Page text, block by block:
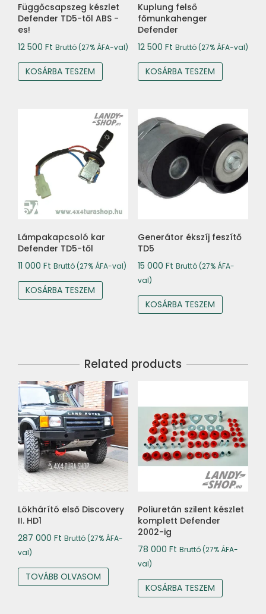
Függőcsapszeg készlet
Defender TD5-től ABS -
es!
12 500 Ft Bruttó (27% ÁFA-val)
KOSÁRBA TESZEM
Kuplung felső
főmunkahenger
Defender
12 500 Ft Bruttó (27% ÁFA-val)
KOSÁRBA TESZEM
Lámpakapcsoló kar
Defender TD5-től
11 000 Ft Bruttó (27% ÁFA-val)
KOSÁRBA TESZEM
Generátor ékszíj feszítő
TD5
15 000 Ft Bruttó (27% ÁFA-
val)
KOSÁRBA TESZEM
Related products
Lökhárító első Discovery
II. HD1
287 000 Ft Bruttó (27% ÁFA-
val)
TOVÁBB OLVASOM
Poliuretán szilent készlet
komplett Defender
2002-ig
78 000 Ft Bruttó (27% ÁFA-
val)
KOSÁRBA TESZEM